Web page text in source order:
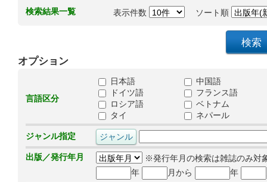
検索結果一覧 表示件数 ソート順
オプション
言語区分
日本語
中国語
ドイツ語
フランス語
ロシア語
ベトナム
タイ
ネパール
ジャンル指定
出版／発行年月
※発行年月の検索は雑誌のみ対
年
月から 年